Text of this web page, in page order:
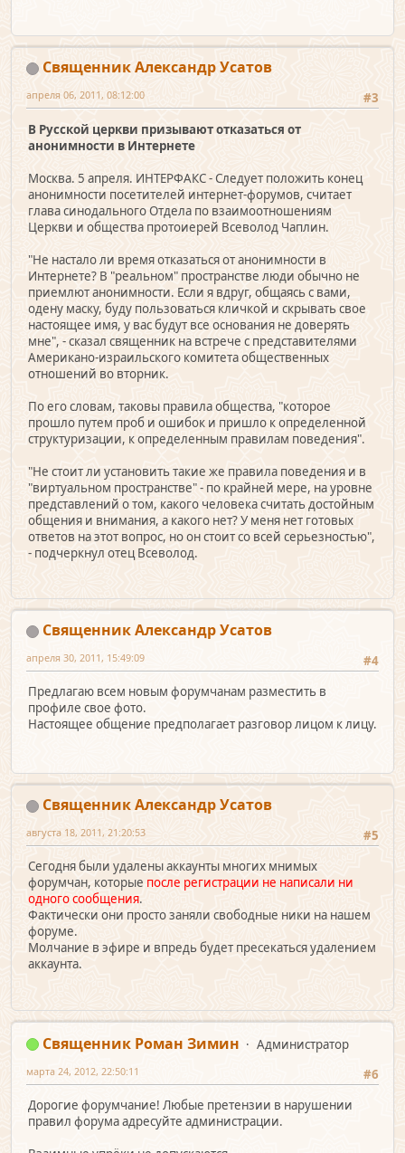
Священник Александр Усатов
#3
апреля 06, 2011, 08:12:00
В Русской церкви призывают отказаться от
анонимности в Интернете
Москва. 5 апреля. ИНТЕРФАКС - Следует положить конец
анонимности посетителей интернет-форумов, считает
глава синодального Отдела по взаимоотношениям
Церкви и общества протоиерей Всеволод Чаплин.
"Не настало ли время отказаться от анонимности в
Интернете? В "реальном" пространстве люди обычно не
приемлют анонимности. Если я вдруг, общаясь с вами,
одену маску, буду пользоваться кличкой и скрывать свое
настоящее имя, у вас будут все основания не доверять
мне", - сказал священник на встрече с представителями
Американо-израильского комитета общественных
отношений во вторник.
По его словам, таковы правила общества, "которое
прошло путем проб и ошибок и пришло к определенной
структуризации, к определенным правилам поведения".
"Не стоит ли установить такие же правила поведения и в
"виртуальном пространстве" - по крайней мере, на уровне
представлений о том, какого человека считать достойным
общения и внимания, а какого нет? У меня нет готовых
ответов на этот вопрос, но он стоит со всей серьезностью",
- подчеркнул отец Всеволод.
Священник Александр Усатов
#4
апреля 30, 2011, 15:49:09
Предлагаю всем новым форумчанам разместить в
профиле свое фото.
Настоящее общение предполагает разговор лицом к лицу.
Священник Александр Усатов
#5
августа 18, 2011, 21:20:53
Сегодня были удалены аккаунты многих мнимых
форумчан, которые после регистрации не написали ни
одного сообщения.
Фактически они просто заняли свободные ники на нашем
форуме.
Молчание в эфире и впредь будет пресекаться удалением
аккаунта.
Священник Роман Зимин
Администратор
#6
марта 24, 2012, 22:50:11
Дорогие форумчание! Любые претензии в нарушении
правил форума адресуйте администрации.